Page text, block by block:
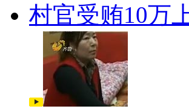
村官受贿10万